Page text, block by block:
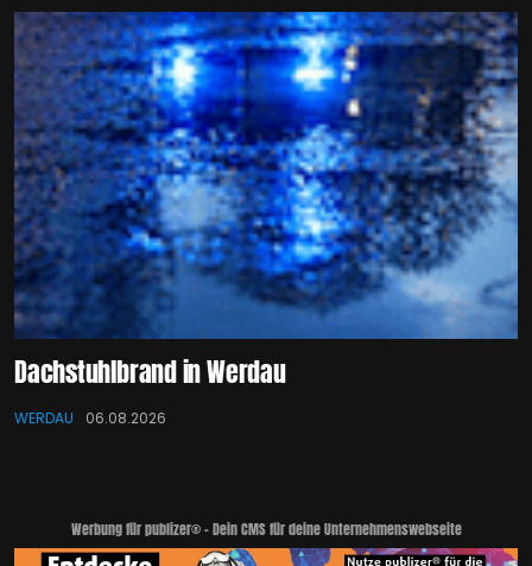
Dachstuhlbrand in Werdau
WERDAU 06.08.2026
Werbung für publizer® - Dein CMS für deine Unternehmenswebseite